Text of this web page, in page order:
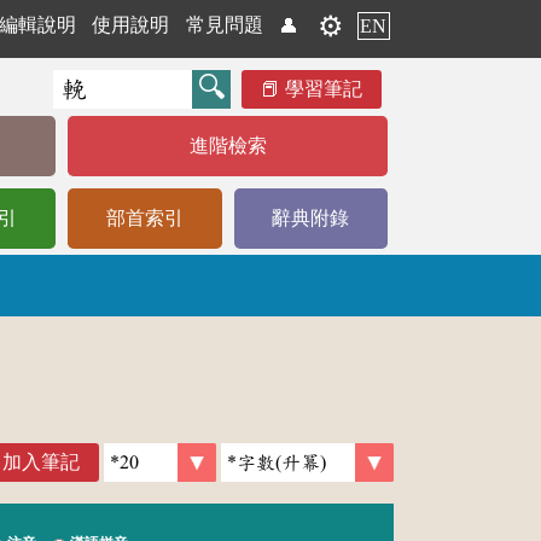
編輯說明 使用說明 常見問題 👤 ⚙️ EN
學習筆記
進階檢索
部首索引 辭典附錄
加入筆記